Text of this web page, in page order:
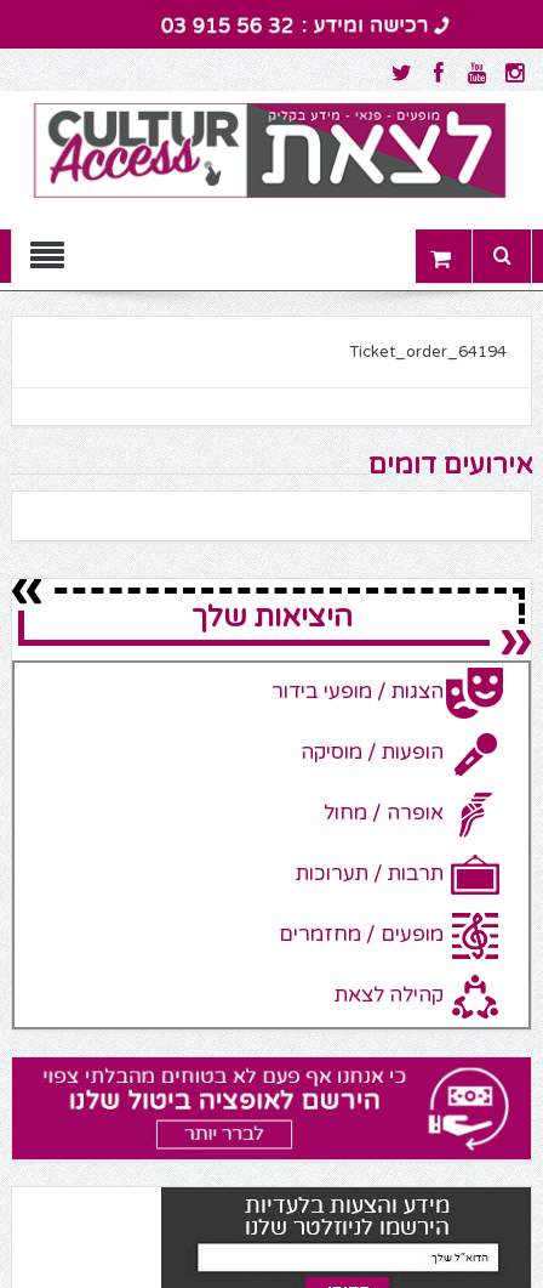
Menu
Ticket_order_64194
אירועים דומים
היציאות שלך
הצגות / מופעי בידור
הופעות / מוסיקה
אופרה / מחול
תרבות / תערוכות
מופעים / מחזמרים
קהילה לצאת